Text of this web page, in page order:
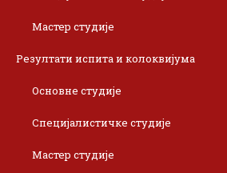
Мастер студије
Резултати испита и колоквијума
Основне студије
Специјалистичке студије
Мастер студије